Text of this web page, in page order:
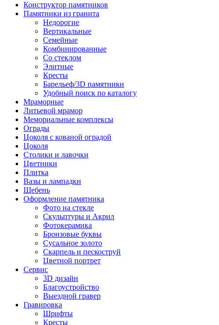
Конструктор памятников
Памятники из гранита
Недорогие
Вертикальные
Семейные
Комбинированные
Со стеклом
Элитные
Кресты
Барельеф/3D памятники
Удобный поиск по каталогу
Мраморные
Литьевой мрамор
Мемориальные комплексы
Ограды
Цоколя с кованой оградой
Цоколя
Столики и лавочки
Цветники
Плитка
Вазы и лампадки
Щебень
Оформление памятника
Фото на стекле
Скульптуры и Акрил
Фотокерамика
Бронзовые буквы
Сусальное золото
Скарпель и пескоструй
Цветной портрет
Сервис
3D дизайн
Благоустройство
Выездной гравер
Гравировка
Шрифты
Кресты